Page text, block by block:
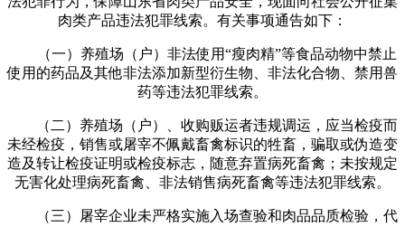
肉类产品违法犯罪线索。有关事项通告如下：
（一）养殖场（户）非法使用“瘦肉精”等食品动物中禁止
使用的药品及其他非法添加新型衍生物、非法化合物、禁用兽
药等违法犯罪线索。
（二）养殖场（户）、收购贩运者违规调运，应当检疫而
未经检疫，销售或屠宰不佩戴畜禽标识的牲畜，骗取或伪造变
造及转让检疫证明或检疫标志，随意弃置病死畜禽；未按规定
无害化处理病死畜禽、非法销售病死畜禽等违法犯罪线索。
（三）屠宰企业未严格实施入场查验和肉品品质检验，代